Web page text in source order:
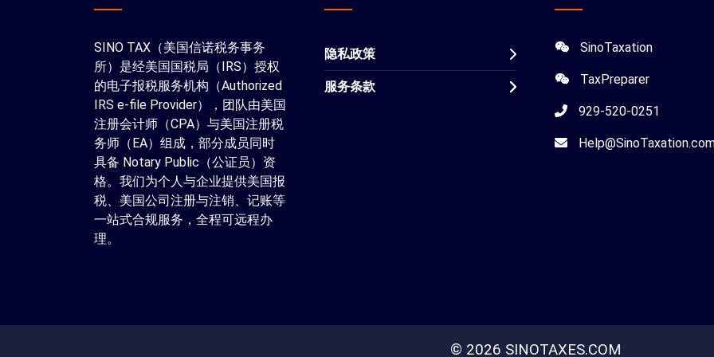
SINO TAX（美国信诺税务事务
所）是经美国国税局（IRS）授权
的电子报税服务机构（Authorized
IRS e-file Provider），团队由美国
注册会计师（CPA）与美国注册税
务师（EA）组成，部分成员同时
具备 Notary Public（公证员）资
格。我们为个人与企业提供美国报
税、美国公司注册与注销、记账等
一站式合规服务，全程可远程办
理。
隐私政策
服务条款
SinoTaxation
TaxPreparer
929-520-0251
© 2026 SINOTAXES.COM